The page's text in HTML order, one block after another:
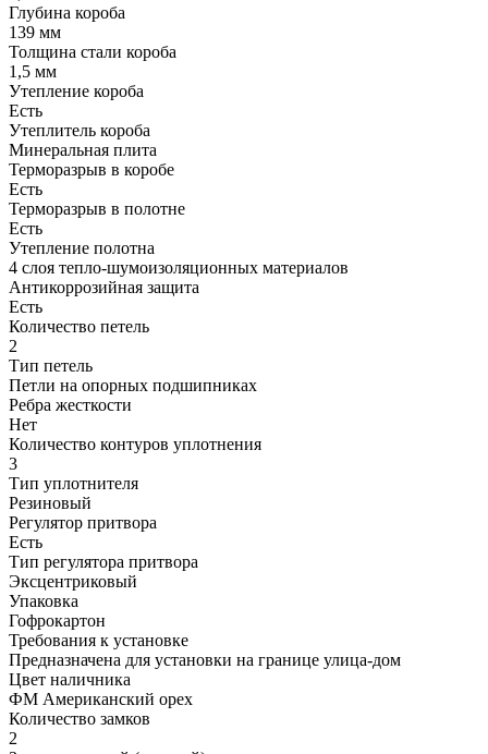
Глубина короба
139 мм
Толщина стали короба
1,5 мм
Утепление короба
Есть
Утеплитель короба
Минеральная плита
Терморазрыв в коробе
Есть
Терморазрыв в полотне
Есть
Утепление полотна
4 слоя тепло-шумоизоляционных материалов
Антикоррозийная защита
Есть
Количество петель
2
Тип петель
Петли на опорных подшипниках
Ребра жесткости
Нет
Количество контуров уплотнения
3
Тип уплотнителя
Резиновый
Регулятор притвора
Есть
Тип регулятора притвора
Эксцентриковый
Упаковка
Гофрокартон
Требования к установке
Предназначена для установки на границе улица-дом
Цвет наличника
ФМ Американский орех
Количество замков
2